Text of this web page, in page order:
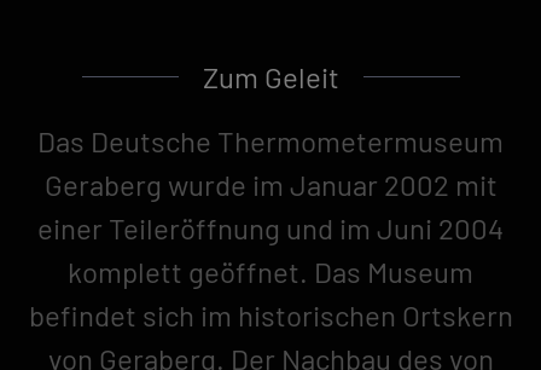
Zum Geleit
Das Deutsche Thermometermuseum
Geraberg wurde im Januar 2002 mit
einer Teileröffnung und im Juni 2004
komplett geöffnet. Das Museum
befindet sich im historischen Ortskern
von Geraberg. Der Nachbau des von